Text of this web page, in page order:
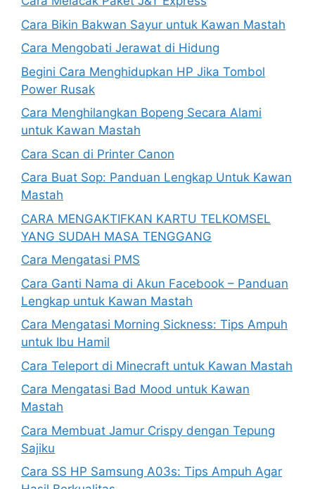
Cara Bikin Bakwan Sayur untuk Kawan Mastah
Cara Mengobati Jerawat di Hidung
Begini Cara Menghidupkan HP Jika Tombol
Power Rusak
Cara Menghilangkan Bopeng Secara Alami
untuk Kawan Mastah
Cara Scan di Printer Canon
Cara Buat Sop: Panduan Lengkap Untuk Kawan
Mastah
CARA MENGAKTIFKAN KARTU TELKOMSEL
YANG SUDAH MASA TENGGANG
Cara Mengatasi PMS
Cara Ganti Nama di Akun Facebook – Panduan
Lengkap untuk Kawan Mastah
Cara Mengatasi Morning Sickness: Tips Ampuh
untuk Ibu Hamil
Cara Teleport di Minecraft untuk Kawan Mastah
Cara Mengatasi Bad Mood untuk Kawan
Mastah
Cara Membuat Jamur Crispy dengan Tepung
Sajiku
Cara SS HP Samsung A03s: Tips Ampuh Agar